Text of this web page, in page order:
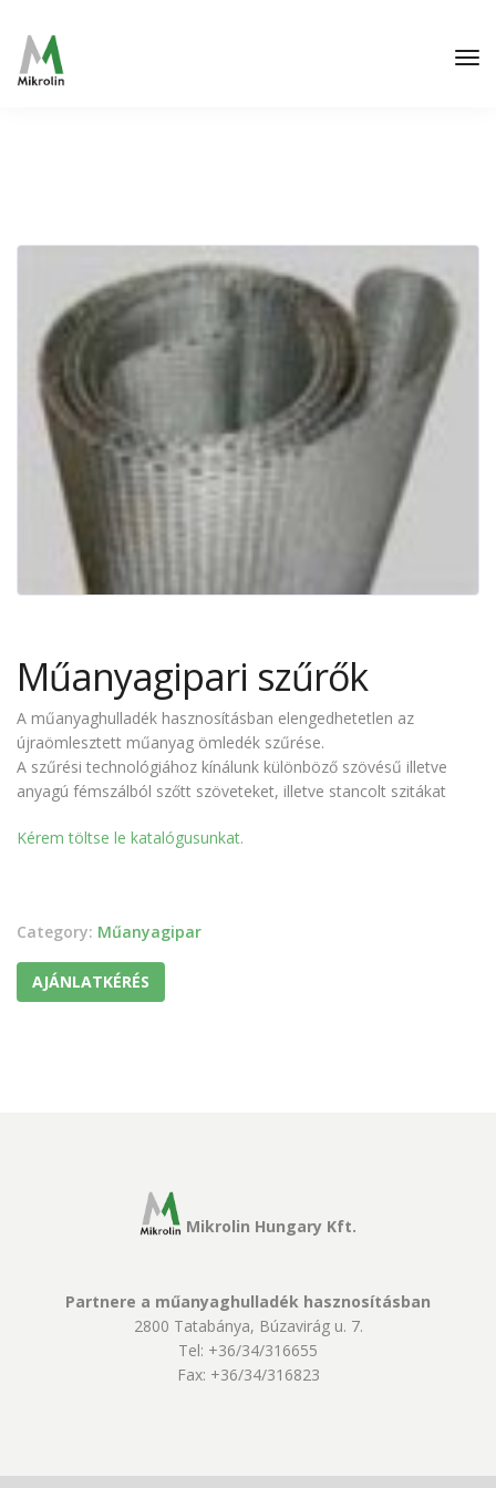
Műanyagipari szűrők
A műanyaghulladék hasznosításban elengedhetetlen az
újraömlesztett műanyag ömledék szűrése.
A szűrési technológiához kínálunk különböző szövésű illetve
anyagú fémszálból szőtt szöveteket, illetve stancolt szitákat
Kérem töltse le katalógusunkat.
Category: Műanyagipar
AJÁNLATKÉRÉS
Mikrolin Hungary Kft.
Partnere a műanyaghulladék hasznosításban
2800 Tatabánya, Búzavirág u. 7.
Tel: +36/34/316655
Fax: +36/34/316823